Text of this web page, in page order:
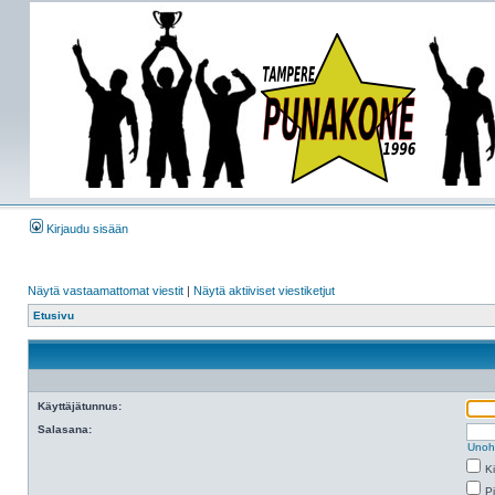
Kirjaudu sisään
Näytä vastaamattomat viestit | Näytä aktiiviset viestiketjut
Etusivu
Käyttäjätunnus:
Salasana: